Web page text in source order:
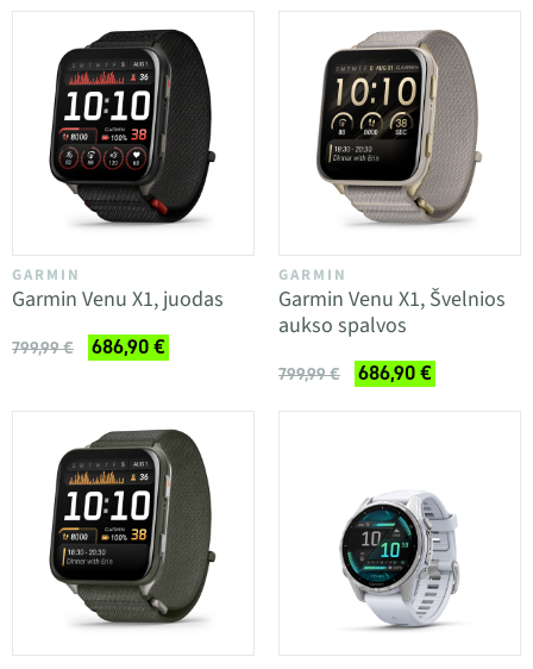
GARMIN
Garmin Venu X1, juodas
799,99 € 686,90 €
GARMIN
Garmin Venu X1, Švelnios
aukso spalvos
799,99 € 686,90 €